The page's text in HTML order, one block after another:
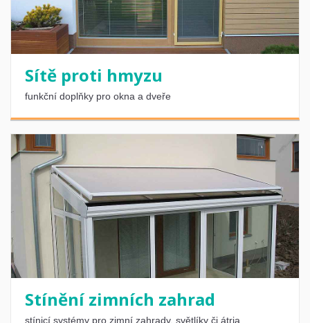
Sítě proti hmyzu
funkční doplňky pro okna a dveře
Stínění zimních zahrad
stínicí systémy pro zimní zahrady, světlíky či átria